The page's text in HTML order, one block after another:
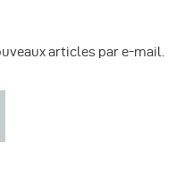
articles par e-mail.